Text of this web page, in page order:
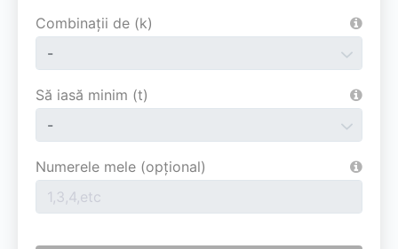
Combinații de (k)
Să iasă minim (t)
Numerele mele (opţional)